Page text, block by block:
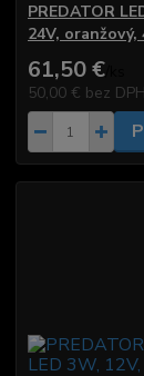
PREDATOR
24V, oranžový,
61,50 €/
50,00 € bez DPH